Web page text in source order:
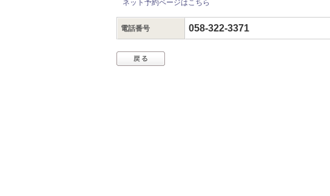
ネット予約ページはこちら
電話番号 058-322-3371